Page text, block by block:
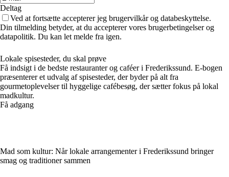
Deltag
Ved at fortsætte accepterer jeg brugervilkår og databeskyttelse.
Din tilmelding betyder, at du accepterer vores brugerbetingelser og
datapolitik. Du kan let melde fra igen.
Lokale spisesteder, du skal prøve
Få indsigt i de bedste restauranter og caféer i Frederikssund. E-bogen
præsenterer et udvalg af spisesteder, der byder på alt fra
gourmetoplevelser til hyggelige cafébesøg, der sætter fokus på lokal
madkultur.
Få adgang
Mad som kultur: Når lokale arrangementer i Frederikssund bringer
smag og traditioner sammen